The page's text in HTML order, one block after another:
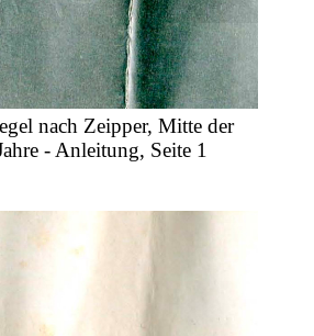
nach Zeipper, Mitte der
- Anleitung, Seite 1